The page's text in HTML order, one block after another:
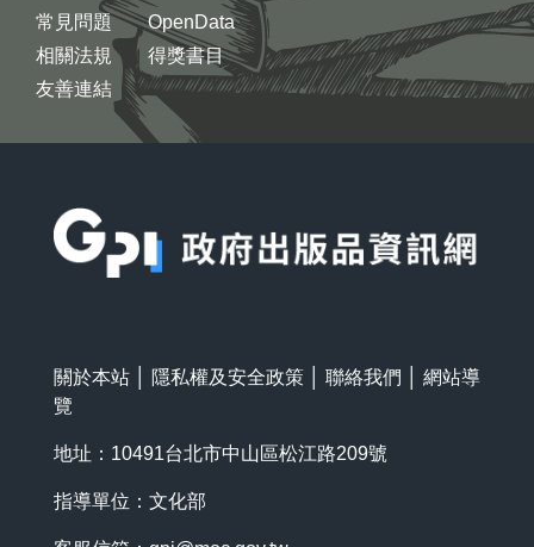
常見問題
相關法規
友善連結
OpenData
得獎書目
關於本站 隱私權及安全政策 聯絡我們
網站導
覽
地址：10491台北市中山區松江路209號
指導單位：文化部